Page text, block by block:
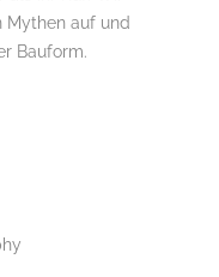
Mythen auf und
Bauform.